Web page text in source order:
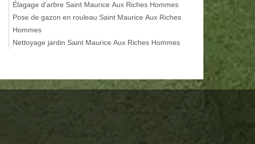
Élagage d'arbre Saint Maurice Aux Riches Hommes
Pose de gazon en rouleau Saint Maurice Aux Riches
Hommes
Nettoyage jardin Saint Maurice Aux Riches Hommes